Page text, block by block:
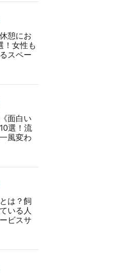
憩にお
！女性も
スペー
面白い
選！流
風変わ
は？飼
いる人
ビスサ